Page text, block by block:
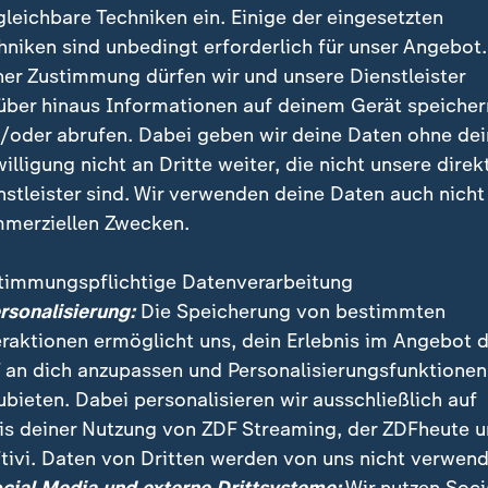
Clan-Mitglied beigesetzt - die Polizei ist im
Sehitlik-Moschee, um zu verhindern, dass die
Techniken ein. Einige der eingesetzten
sind unbedingt erforderlich für unser
Zustimmung dürfen wir und unsere Dienstleister
hinaus Informationen auf deinem Gerät
oder abrufen. Dabei geben wir deine Daten ohne
nicht an Dritte weiter, die nicht unsere
sind. Wir verwenden deine Daten auch nicht
Zwecken.
Datenverarbeitung
Die Speicherung von bestimmten
ermöglicht uns, dein Erlebnis im Angebot
an dich anzupassen und Personalisierungsfunktionen
Dabei personalisieren wir ausschließlich auf
deiner Nutzung von ZDF Streaming, der ZDFheute
Daten von Dritten werden von uns nicht